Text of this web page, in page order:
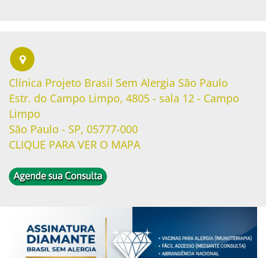
Clínica Projeto Brasil Sem Alergia São Paulo
Estr. do Campo Limpo, 4805 - sala 12 - Campo
Limpo
São Paulo - SP, 05777-000
CLIQUE PARA VER O MAPA